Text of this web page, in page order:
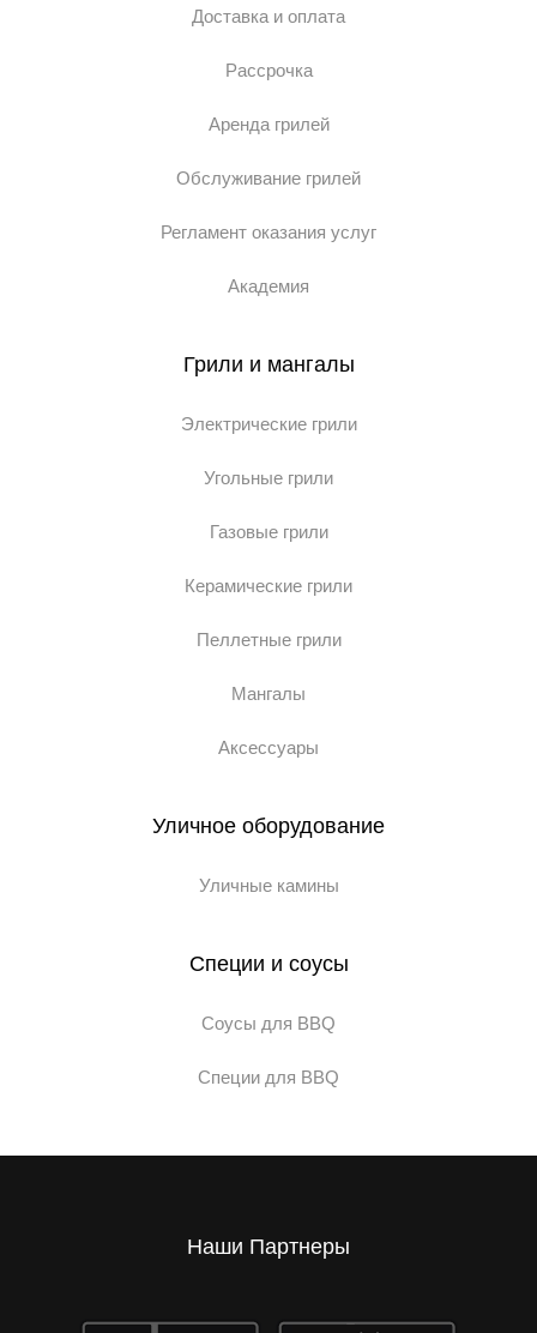
Доставка и оплата
Рассрочка
Аренда грилей
Обслуживание грилей
Регламент оказания услуг
Академия
Грили и мангалы
Электрические грили
Угольные грили
Газовые грили
Керамические грили
Пеллетные грили
Мангалы
Аксессуары
Уличное оборудование
Уличные камины
Специи и соусы
Соусы для BBQ
Специи для BBQ
Наши Партнеры